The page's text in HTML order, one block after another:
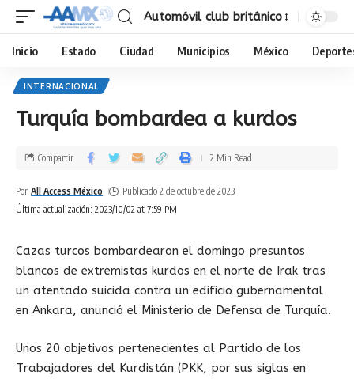
Automóvil club británico
Inicio Estado Ciudad Municipios México
INTERNACIONAL
Turquía bombardea a kurdos
Última actualización: 2023/10/02 at 7:59 PM
Por All Access México Publicado 2 de octubre de 2023
Compartir 2 Min Read
Cazas turcos bombardearon el domingo presuntos
blancos de extremistas kurdos en el norte de Irak tras
un atentado suicida contra un edificio gubernamental
en Ankara, anunció el Ministerio de Defensa de Turquía.
Unos 20 objetivos pertenecientes al Partido de los
Trabajadores del Kurdistán (PKK, por sus siglas en